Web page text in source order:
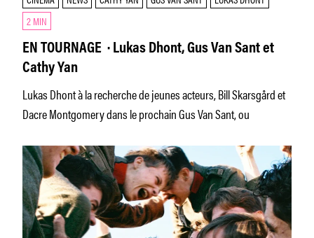
2 MIN
EN TOURNAGE · Lukas Dhont, Gus Van Sant et
Cathy Yan
Lukas Dhont à la recherche de jeunes acteurs, Bill Skarsgård et
Dacre Montgomery dans le prochain Gus Van Sant, ou